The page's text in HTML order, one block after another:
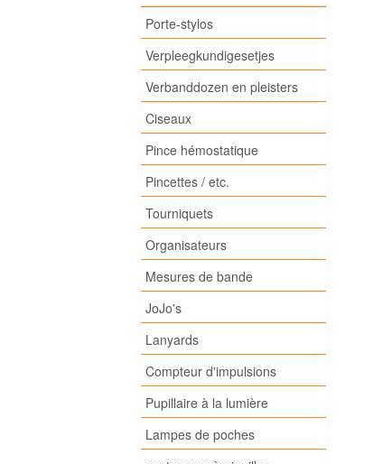
Porte-stylos
Verpleegkundigesetjes
Verbanddozen en pleisters
Ciseaux
Pince hémostatique
Pincettes / etc.
Tourniquets
Organisateurs
Mesures de bande
JoJo's
Lanyards
Compteur d'impulsions
Pupillaire à la lumière
Lampes de poches